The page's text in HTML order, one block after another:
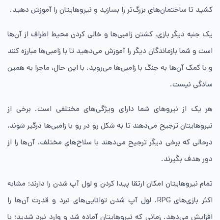
کشید تا ساختمان‌های بزرگ‌تر را بسازید و نیروهایتان را آموزش دهید.
یک جنبه دیگر بازی، کشتن زامبی‌ها و خالی کردن محیط اطراف از آن‌ها
است و شما بازماندگان دیگر را آموزش می‌دهید تا با زامبی‌ها مبارزه کنند
و با کمک ‌آن‌ها به جنگ با زامبی‌ها می‌روید. با این حال، ماجرا به همین
سادگی نیست.
هر یک از نیروهای شما دارای ویژگی‌های مختلفی است. برخی از
نیروهایتان ترجیح می‌دهند تا به شکل رو در رو با زامبی‌ها درگیر شوند،
درحالی که برخی دیگر ترجیح می‌دهند با سلاح‌های مختلف، آن‌ها را از
دور هدف بگیرند.
تمام نیروهایتان امکان ارتقا پیدا کردن و لول آپ شدن را دارند؛ مشابه
اکثر بازی‌های RPG. لول آپ شدن توانایی‌های نبرد و قدرت آن‌ها را
افزایش می‌دهد. زمانی‌ که نیروهایتان آماده شد و وارد نبرد شدید؛ با